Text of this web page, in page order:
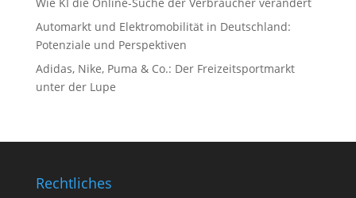
Automarkt und Elektromobilität in Deutschland:
Potenziale und Perspektiven
Adidas, Nike, Puma & Co.: Der Freizeitsportmarkt
unter der Lupe
Rechtliches